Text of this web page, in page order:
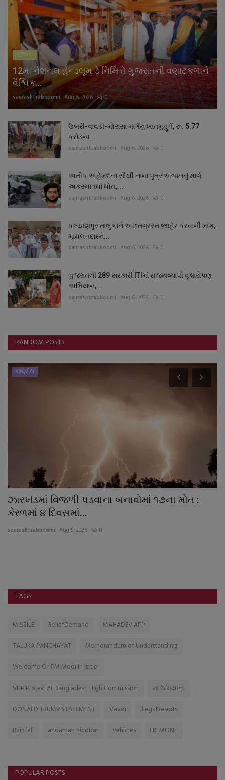
ગુજરાત
12મા નેશનલ હેન્ડલૂમ ડે નિમિત્તે ગુજરાતની વણાટકળાને
વૈશ્વિક...
saurashtrabhoomi Aug 6, 2026 0
ઉંબરી-વાવડી-મોરાસા માર્ગનું ખાતમુહૂર્ત, રૂ. 5.77
કરોડના...
saurashtrabhoomi Aug 6, 2026 0
અતીક અહેમદના સૌથી નાના પુત્ર અબાનનું માર્ગ
અકસ્માતમાં મોત,...
saurashtrabhoomi Aug 6, 2026 0
કલ્યાણપુર તાલુકાને અછતગ્રસ્ત જાહેર કરવાની માંગ,
મામલતદારને...
saurashtrabhoomi Aug 6, 2026 0
ગુજરાતની 289 સરકારી ITIમાં રાજ્યવ્યાપી વૃક્ષારોપણ
અભિયાન,...
saurashtrabhoomi Aug 6, 2026 0
RANDOM POSTS
રાષ્ટ્રીય
ઝારખંડમાં વિજળી પડવાના બનાવોમાં ૧૭ના મોત :
કેરળમાં ૪ દિવસમાં...
saurashtrabhoomi Aug 5, 2026 0
TAGS
MISSILE ReliefDemand
MAHADEV APP
TALUKA PANCHAYAT
Memorandum of Understanding
Welcome Of PM Modi In Israel
VHP Protest At Bangladesh High Commission
મા ઉમિયાના
DONALD TRUMP STATEMENT
Vavdi
IllegalResorts
Rainfall
andaman nicobar vehicles FREMONT
POPULAR POSTS